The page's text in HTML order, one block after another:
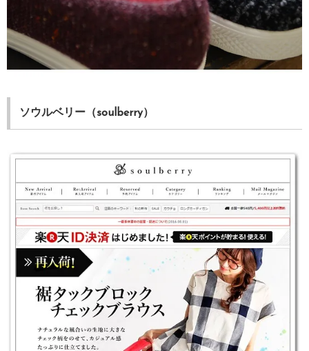
ソウルベリー（soulberry）